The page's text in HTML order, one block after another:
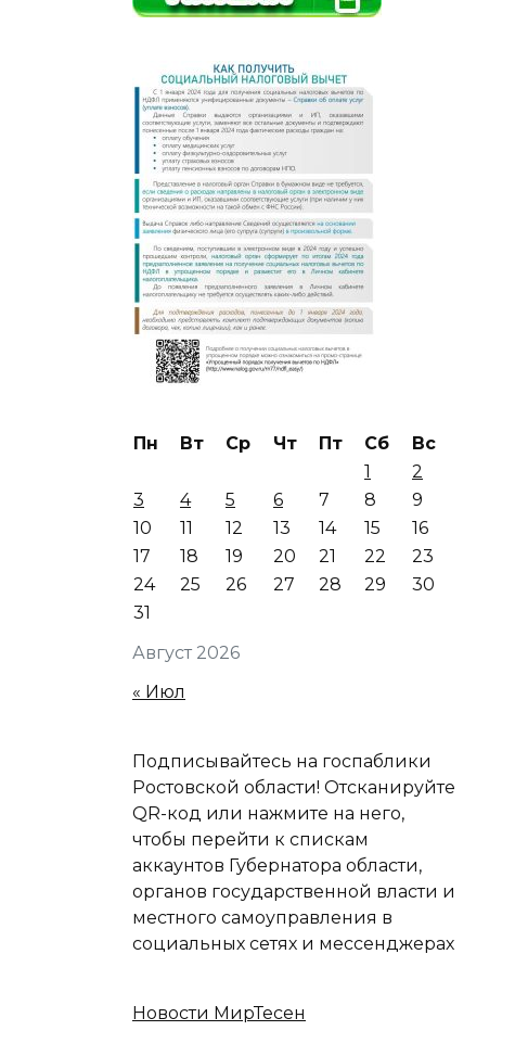
Август 2026
Пн Вт Ср Чт Пт Сб
Вс
1
2
3
4 5 6 7 8
9
10
11 12 13 14 15
16
17
18 19 20 21 22
23
24
25 26 27 28 29
30
31
« Июл
Подписывайтесь на госпаблики
Ростовской области! Отсканируйте
QR-код или нажмите на него,
чтобы перейти к спискам
аккаунтов Губернатора области,
органов государственной власти и
местного самоуправления в
социальных сетях и мессенджерах
Новости МирТесен